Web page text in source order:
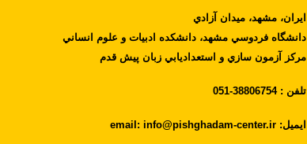
ايران، مشهد، ميدان آزادي
دانشگاه فردوسي مشهد، دانشکده ادبيات و علوم انساني
مرکز آزمون سازي و استعداديابي زبان پيش قدم
تلفن :38806754-051
ایمیل:email: info@pishghadam-center.ir